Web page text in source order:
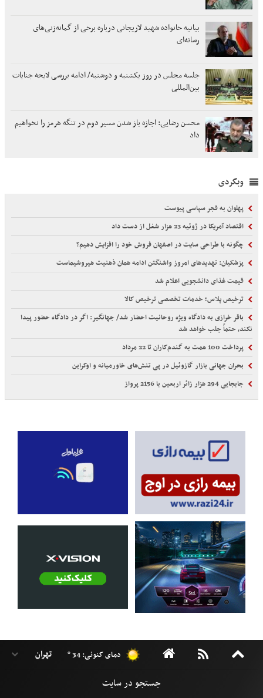
بیانیه خانواده شهید لاریجانی درباره برخی از گمانه‌زنی‌های
رسانه‌ای
جلسه مجلس در روز یکشنبه و دوشنبه/ ادامه بررسی لایحه جنایات
بین‌المللی
محسن رضایی: اجازه باز شدن مسیر دوم در تنگه هرمز را نخواهیم
داد
وبگردی
پهلوان به فجر سپاسی پیوست
اقتصاد آمریکا در ژوئیه 23 هزار شغل از دست داد
چگونه با طراحی سایت در اصفهان فروش خود را افزایش دهیم؟
پزشکیان: تهدیدهای امروز واشنگتن ادامه همان ذهنیت هیروشیماست
قیمت غذای دانشجویی اعلام شد
ترخیص پلاس؛ خدمات تخصصی ترخیص کالا
باقر خرازی به دادگاه ویژه روحانیت احضار شد/ جهانگیر: اگر در دادگاه حضور پیدا
نکند، حتماً جلب خواهد شد
پرداخت 100 همت به گندم‌کاران تا 22 مرداد
بحران جهانی بازار گازوئیل در پی تنش‌های خاورمیانه و اوکراین
جابجایی 294 هزار زائر اربعین با 2156 پرواز
دمای کنونی: 34 °